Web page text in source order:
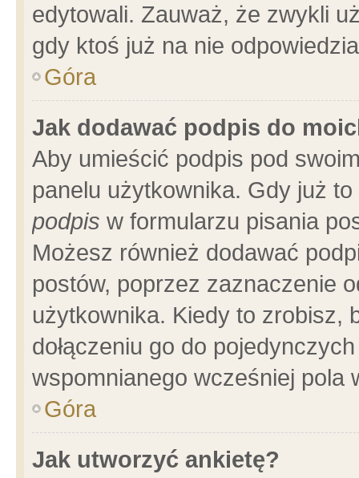
edytowali. Zauważ, że zwykli
gdy ktoś już na nie
Góra
Jak dodawać podpis do
Aby umieścić podpis pod
panelu użytkownika. Gdy już
podpis w formularzu pisania
Możesz również dodawać
postów, poprzez zaznaczenie
użytkownika. Kiedy to zrobisz,
dołączeniu go do
wspomnianego wcześniej pola
Góra
Jak utworzyć ankietę?